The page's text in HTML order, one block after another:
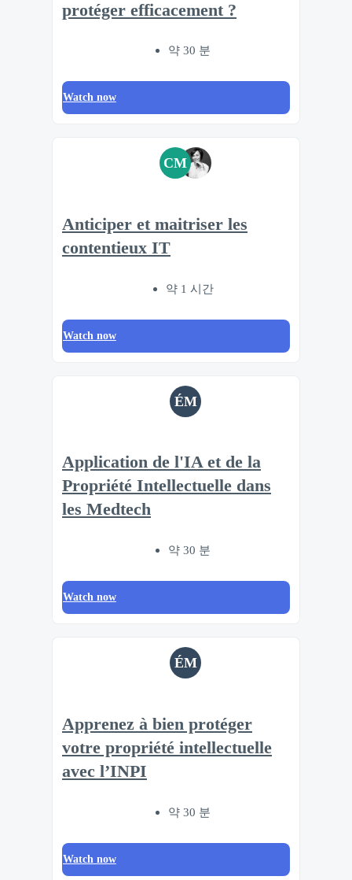
protéger efficacement ?
약 30 분
Watch now
CM
Anticiper et maitriser les
contentieux IT
약 1 시간
Watch now
ÉM
Application de l'IA et de la
Propriété Intellectuelle dans
les Medtech
약 30 분
Watch now
ÉM
Apprenez à bien protéger
votre propriété intellectuelle
avec l’INPI
약 30 분
Watch now